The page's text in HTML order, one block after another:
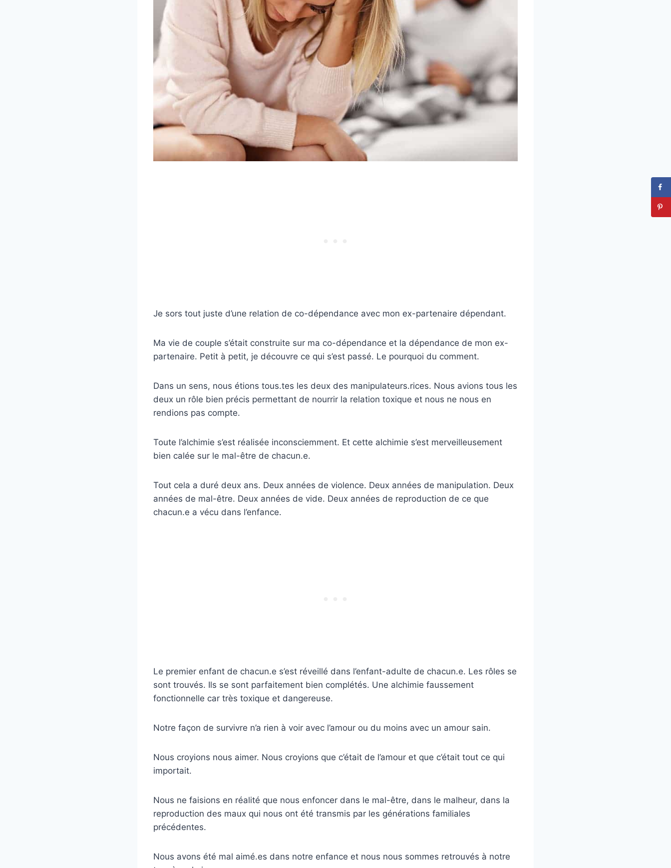
Je sors tout juste d’une relation de co-dépendance avec mon ex-partenaire dépendant.
Ma vie de couple s’était construite sur ma co-dépendance et la dépendance de mon ex-
partenaire. Petit à petit, je découvre ce qui s’est passé. Le pourquoi du comment.
Dans un sens, nous étions tous.tes les deux des manipulateurs.rices. Nous avions tous les
deux un rôle bien précis permettant de nourrir la relation toxique et nous ne nous en
rendions pas compte.
Toute l’alchimie s’est réalisée inconsciemment. Et cette alchimie s’est merveilleusement
bien calée sur le mal-être de chacun.e.
Tout cela a duré deux ans. Deux années de violence. Deux années de manipulation. Deux
années de mal-être. Deux années de vide. Deux années de reproduction de ce que
chacun.e a vécu dans l’enfance.
Le premier enfant de chacun.e s’est réveillé dans l’enfant-adulte de chacun.e. Les rôles se
sont trouvés. Ils se sont parfaitement bien complétés. Une alchimie faussement
fonctionnelle car très toxique et dangereuse.
Notre façon de survivre n’a rien à voir avec l’amour ou du moins avec un amour sain.
Nous croyions nous aimer. Nous croyions que c’était de l’amour et que c’était tout ce qui
importait.
Nous ne faisions en réalité que nous enfoncer dans le mal-être, dans le malheur, dans la
reproduction des maux qui nous ont été transmis par les générations familiales
précédentes.
Nous avons été mal aimé.es dans notre enfance et nous nous sommes retrouvés à notre